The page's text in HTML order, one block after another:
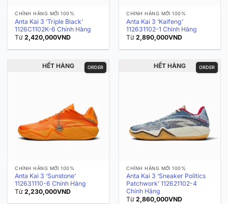
CHÍNH HÃNG MỚI 100%
Anta Kai 3 ‘Triple Black’
1126C1102K-6 Chính Hãng
Từ2,420,000VND
CHÍNH HÃNG MỚI 100%
Anta Kai 3 ‘Kaifeng’
112631102-1 Chính Hãng
Từ2,890,000VND
ORDER
HẾT HÀNG
CHÍNH HÃNG MỚI 100%
Anta Kai 3 ‘Sunstone’
112631110-6 Chính Hãng
Từ2,230,000VND
ORDER
HẾT HÀNG
CHÍNH HÃNG MỚI 100%
Anta Kai 3 ‘Sneaker Politics
Patchwork’ 112621102-4
Chính Hãng
Từ2,860,000VND